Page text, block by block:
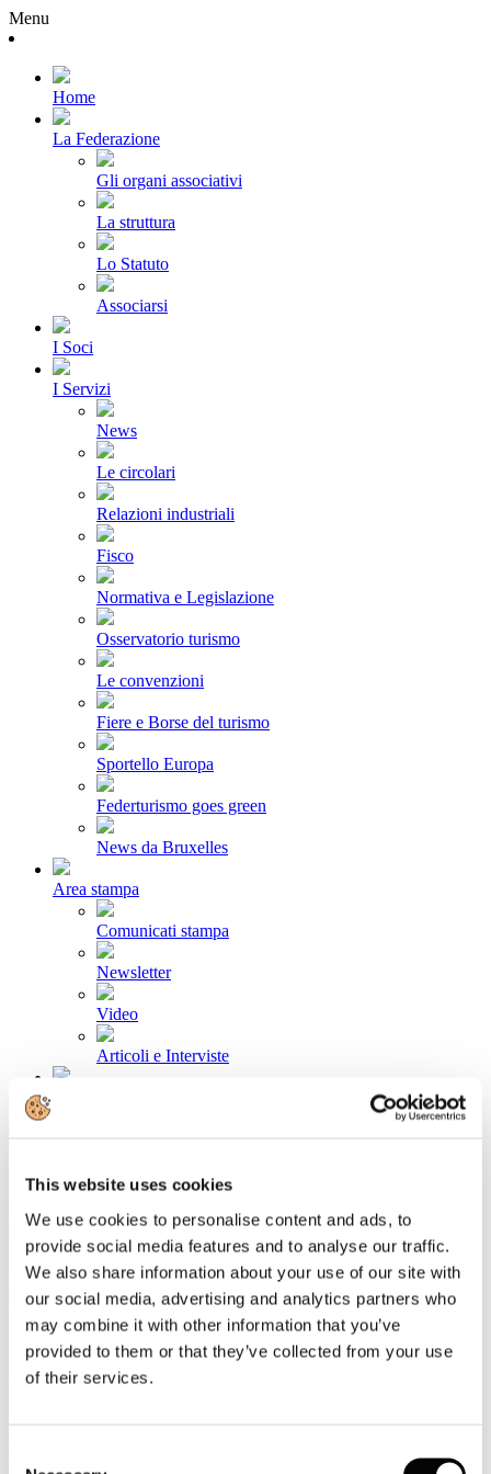
This website uses cookies
We use cookies to personalise content and ads, to
provide social media features and to analyse our traffic.
We also share information about your use of our site with
our social media, advertising and analytics partners who
may combine it with other information that you’ve
provided to them or that they’ve collected from your use
of their services.
Menu
Home
La Federazione
Gli organi associativi
La struttura
Lo Statuto
Associarsi
I Soci
I Servizi
News
Le circolari
Relazioni industriali
Fisco
Normativa e Legislazione
Osservatorio turismo
Le convenzioni
Fiere e Borse del turismo
Sportello Europa
Federturismo goes green
News da Bruxelles
Area stampa
Comunicati stampa
Newsletter
Video
Articoli e Interviste
Come aderire
Login
Cerca...
Wine tourism International: